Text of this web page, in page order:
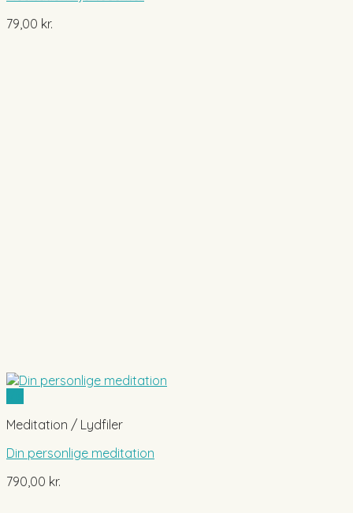
79,00 kr.
Meditation / Lydfiler
Din personlige meditation
790,00 kr.